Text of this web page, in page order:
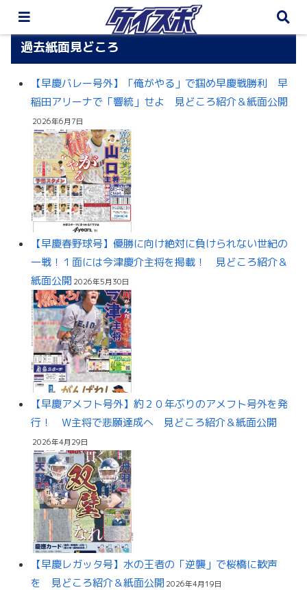
過去紙面見どころ
【早慶バレー号外】「俺がやる」で掴め早慶戦勝利 早
稲田アリーナで「響統」せよ 見どころ紹介＆紙面公開
2026年6月7日
【早慶春野球号】優勝に向け絶対に負けられない世紀の
一戦！１面には今津慶介主将を掲載！ 見どころ紹介＆
紙面公開 2026年5月30日
【早慶アメフト号外】約２０年ぶりのアメフト号外を発
行！ W主将で悲願達成へ 見どころ紹介＆紙面公開
2026年4月29日
【早慶レガッタ号】水の王者の「逆襲」で桜橋に歓声
を 見どころ紹介＆紙面公開 2026年4月19日